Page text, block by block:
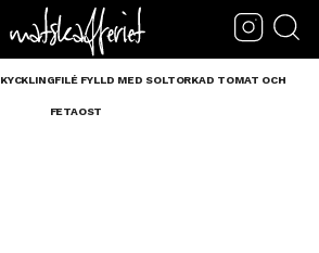
KYCKLINGFILÉ FYLLD MED SOLTORKAD TOMAT OCH
FETAOST